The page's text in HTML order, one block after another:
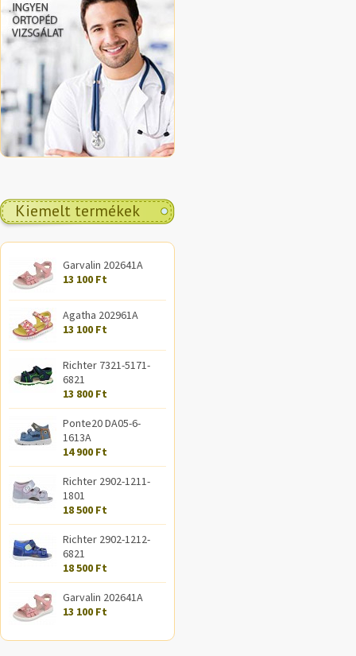
.
Kiemelt termékek
Garvalin 202641A
13 100 Ft
Agatha 202961A
13 100 Ft
Richter 7321-5171-
6821
13 800 Ft
Ponte20 DA05-6-
1613A
14 900 Ft
Richter 2902-1211-
1801
18 500 Ft
Richter 2902-1212-
6821
18 500 Ft
Garvalin 202641A
13 100 Ft